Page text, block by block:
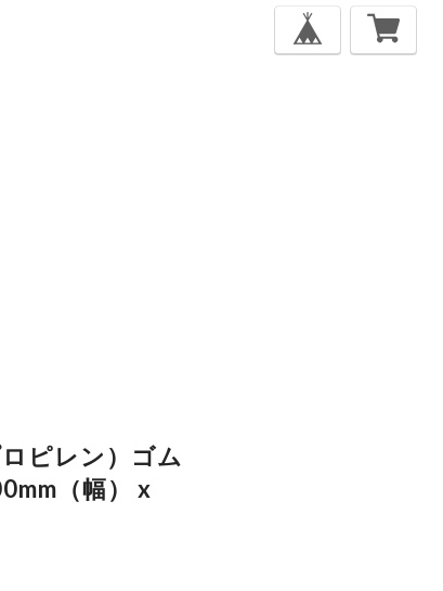
ピレン）ゴム
（幅） x